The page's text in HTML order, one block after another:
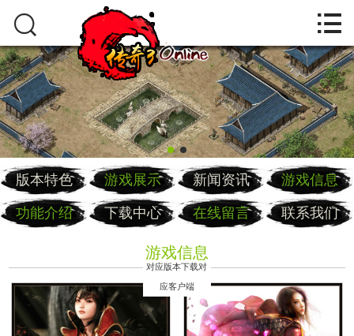
版本特色
游戏展示
新闻资讯
游戏信息
功能介绍
下载中心
在线留言


版本特色 游戏展示 新闻资讯 游戏信息
功能介绍 下载中心 在线留言 联系我们
游戏信息
对应版本下载对
应客户端